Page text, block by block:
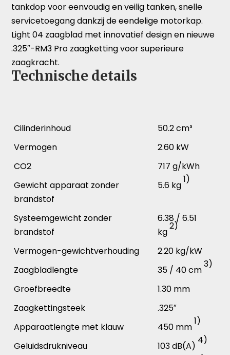
tankdop voor eenvoudig en veilig tanken, snelle
servicetoegang dankzij de eendelige motorkap.
Light 04 zaagblad met innovatief design en nieuwe
.325″-RM3 Pro zaagketting voor superieure
zaagkracht.
Technische details
Cilinderinhoud
50.2 cm³
Vermogen
2.60 kW
CO2
717 g/kWh
Gewicht apparaat zonder
brandstof
5.6 kg
1)
Systeemgewicht zonder
brandstof
6.38 / 6.51
kg
2)
Vermogen-gewichtverhouding
2.20 kg/kW
Zaagbladlengte
35 / 40 cm
3)
Groefbreedte
1.30 mm
Zaagkettingsteek
.325″
Apparaatlengte met klauw
450 mm
1)
Geluidsdrukniveau 103 dB(A)
4)